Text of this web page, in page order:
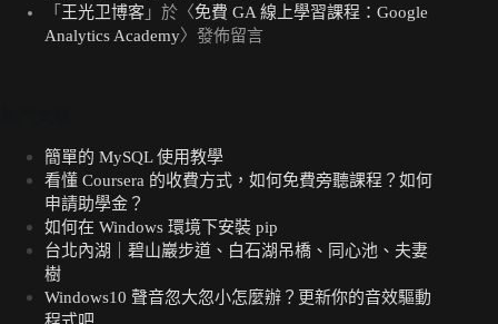
「 王光卫博客 」於〈免費 GA 線上學習課程：Google
Analytics Academy〉發佈留言
簡單的 MySQL 使用教學
看懂 Coursera 的收費方式，如何免費旁聽課程？如何
申請助學金？
如何在 Windows 環境下安裝 pip
台北內湖｜碧山巖步道、白石湖吊橋、同心池、夫妻
樹
Windows10 聲音忽大忽小怎麼辦？更新你的音效驅動